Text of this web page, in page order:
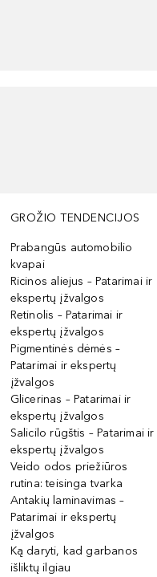
GROŽIO TENDENCIJOS
Prabangūs automobilio
kvapai
Ricinos aliejus – Patarimai ir
ekspertų įžvalgos
Retinolis – Patarimai ir
ekspertų įžvalgos
Pigmentinės dėmės –
Patarimai ir ekspertų
įžvalgos
Glicerinas – Patarimai ir
ekspertų įžvalgos
Salicilo rūgštis – Patarimai ir
ekspertų įžvalgos
Veido odos priežiūros
rutina: teisinga tvarka
Antakių laminavimas –
Patarimai ir ekspertų
įžvalgos
Ką daryti, kad garbanos
išliktų ilgiau